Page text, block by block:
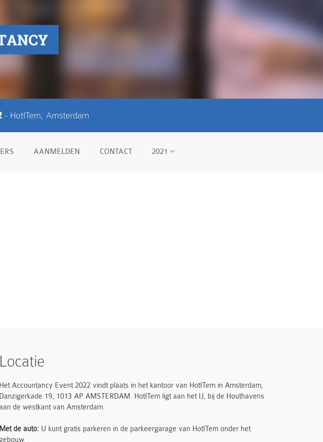
- HotITem, Amsterdam
AANMELDEN CONTACT 2021
Locatie
Het Accountancy Event 2022 vindt plaats in het kantoor van HotITem in Amsterdam,
Danzigerkade 19, 1013 AP AMSTERDAM. HotITem ligt aan het IJ, bij de Houthavens
de westkant van Amsterdam.
Met de auto: U kunt gratis parkeren in de parkeergarage van HotITem onder het
gebouw.